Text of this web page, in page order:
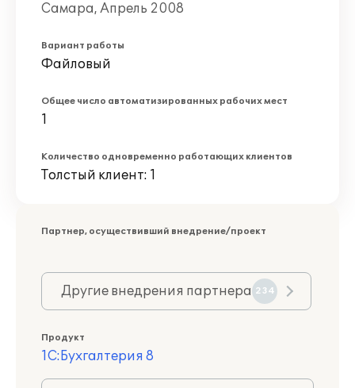
Самара, Апрель 2008
Вариант работы
Файловый
Общее число автоматизированных рабочих мест
1
Количество одновременно работающих клиентов
Толстый клиент: 1
Партнер, осуществивший внедрение/проект
Другие внедрения партнера 234
Продукт
1С:Бухгалтерия 8